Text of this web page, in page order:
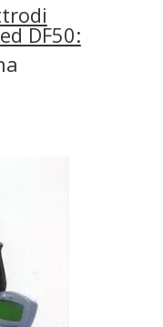
DF50: